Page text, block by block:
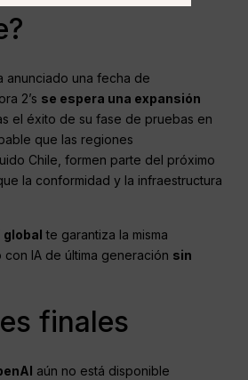
anunciado una fecha de
2’s se espera una expansión
el éxito de su fase de pruebas en
que las regiones
Chile, formen parte del próximo
la conformidad y la infraestructura
global te garantiza la misma
IA de última generación sin
finales
aún no está disponible